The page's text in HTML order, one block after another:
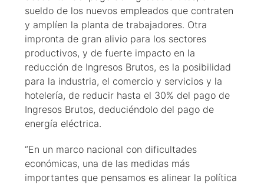
sueldo de los nuevos empleados que contraten
y amplíen la planta de trabajadores. Otra
impronta de gran alivio para los sectores
productivos, y de fuerte impacto en la
reducción de Ingresos Brutos, es la posibilidad
para la industria, el comercio y servicios y la
hotelería, de reducir hasta el 30% del pago de
Ingresos Brutos, deduciéndolo del pago de
energía eléctrica.
“En un marco nacional con dificultades
económicas, una de las medidas más
importantes que pensamos es alinear la política